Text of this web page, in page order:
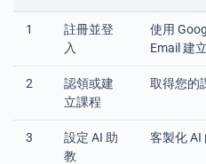
1
註冊並登
入
使用
Email 建
2
認領或建
立課程
取得您的
3
設定 AI 助
教
客製化 AI